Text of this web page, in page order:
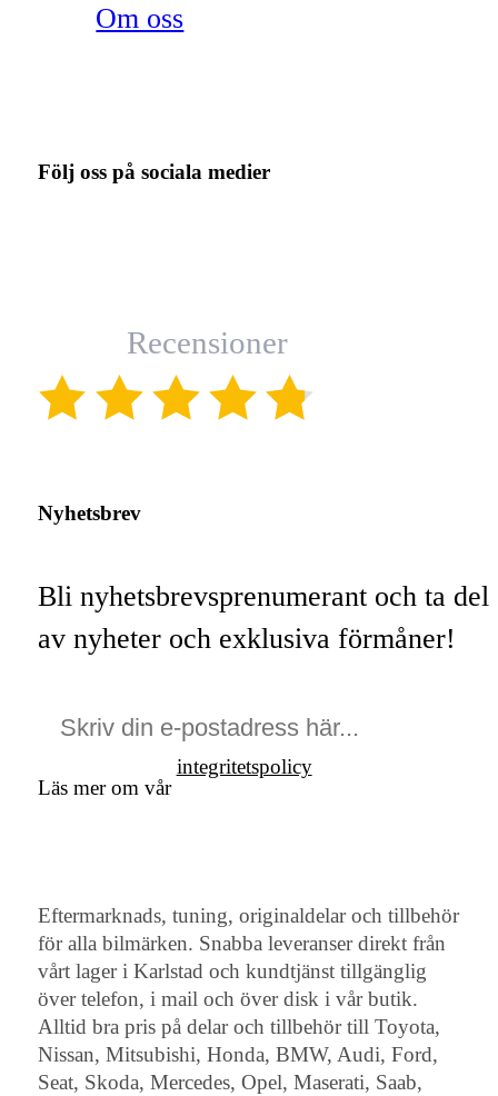
Om oss
Följ oss på sociala medier
Recensioner
Nyhetsbrev
Bli nyhetsbrevsprenumerant och ta del
av nyheter och exklusiva förmåner!
Läs mer om vår
integritetspolicy
Eftermarknads, tuning, originaldelar och tillbehör
för alla bilmärken. Snabba leveranser direkt från
vårt lager i Karlstad och kundtjänst tillgänglig
över telefon, i mail och över disk i vår butik.
Alltid bra pris på delar och tillbehör till Toyota,
Nissan, Mitsubishi, Honda, BMW, Audi, Ford,
Seat, Skoda, Mercedes, Opel, Maserati, Saab,